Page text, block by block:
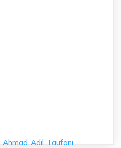
Ahmad Adil Taufani